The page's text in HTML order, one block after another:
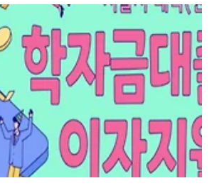
받을 수 있는 가장 기본적인 제도입니다. 한국장학
제적 어려움 없이 학업에 집중할 수 있도록 돕습니다.
: 국내 대학 학부생 (재학생, 신입생, 편입생, 재입학
(복수국적자 제외 가능)* 소득 8분위 이하* 직전